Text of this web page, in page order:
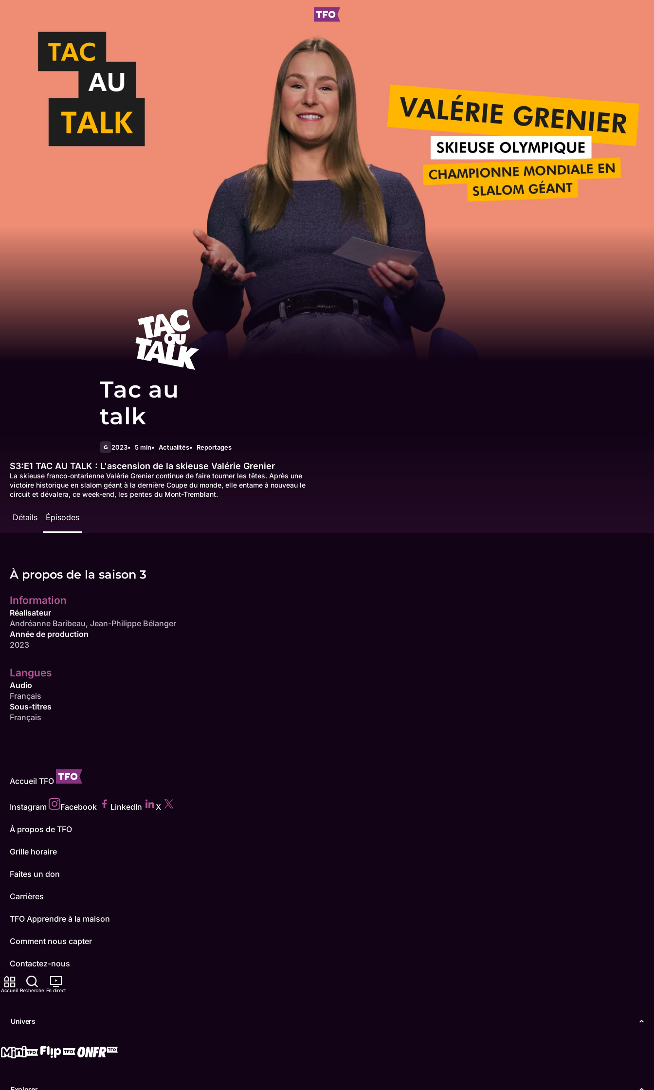
Accueil Recherche En direct
Univers
Tac au
talk
G 2023 5 min Actualités Reportages
S3:E1 TAC AU TALK : L'ascension de la skieuse Valérie Grenier
La skieuse franco-ontarienne Valérie Grenier continue de faire tourner les têtes. Après une
victoire historique en slalom géant à la dernière Coupe du monde, elle entame à nouveau le
circuit et dévalera, ce week-end, les pentes du Mont-Tremblant.
Détails Épisodes
À propos de la saison 3
Information
Réalisateur
Andréanne Baribeau, Jean-Philippe Bélanger
Année de production
2023
Langues
Audio
Français
Sous-titres
Français
Accueil TFO
Instagram Facebook LinkedIn X
À propos de TFO
Grille horaire
Faites un don
Carrières
TFO Apprendre à la maison
Comment nous capter
Contactez-nous
ONFR
Conditions d'utilisation